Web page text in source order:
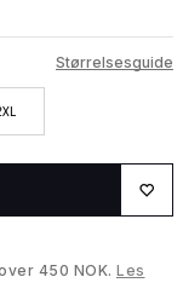
Størrelsesguide
450 NOK. Les